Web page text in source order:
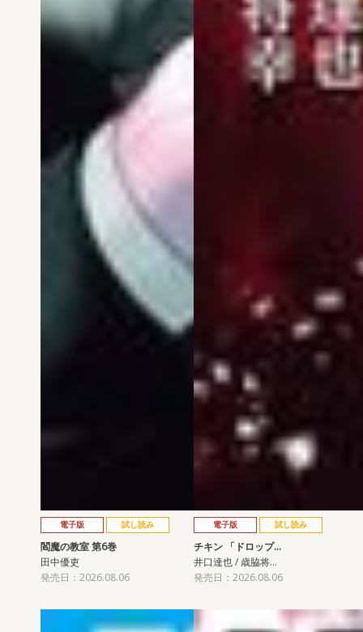
電子版 試し読み
閻魔の教室 第6巻
田中優吏
発売日：2026.08.06
電子版 試し読み
チキン 「ドロップ…
井口達也 / 歳脇将…
発売日：2026.08.06